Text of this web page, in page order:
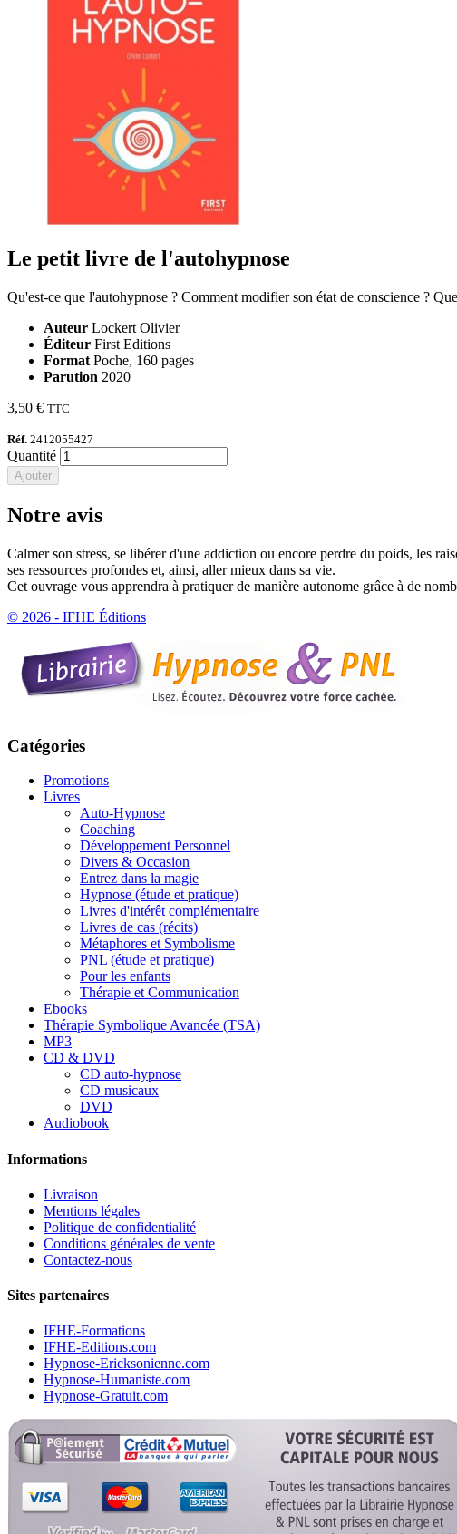
Le petit livre de l'autohypnose
Qu'est-ce que l'autohypnose ? Comment modifier son état de conscience ?
Auteur Lockert Olivier
Éditeur First Editions
Format Poche, 160 pages
Parution 2020
3,50 € TTC
Réf. 2412055427
Quantité
Ajouter
Notre avis
Calmer son stress, se libérer d'une addiction ou encore perdre du poids, les
ses ressources profondes et, ainsi, aller mieux dans sa vie.
Cet ouvrage vous apprendra à pratiquer de manière autonome grâce à de
© 2026 - IFHE Éditions
Catégories
Promotions
Livres
Auto-Hypnose
Coaching
Développement Personnel
Divers & Occasion
Entrez dans la magie
Hypnose (étude et pratique)
Livres d'intérêt complémentaire
Livres de cas (récits)
Métaphores et Symbolisme
PNL (étude et pratique)
Pour les enfants
Thérapie et Communication
Ebooks
Thérapie Symbolique Avancée (TSA)
MP3
CD & DVD
CD auto-hypnose
CD musicaux
DVD
Audiobook
Informations
Livraison
Mentions légales
Politique de confidentialité
Conditions générales de vente
Contactez-nous
Sites partenaires
IFHE-Formations
IFHE-Editions.com
Hypnose-Ericksonienne.com
Hypnose-Humaniste.com
Hypnose-Gratuit.com